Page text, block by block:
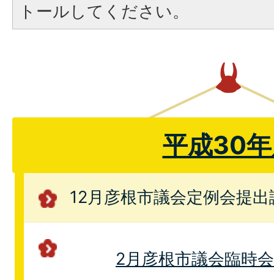
トールしてください。
平成30
12月彦根市議会定例会提出
2月彦根市議会臨時